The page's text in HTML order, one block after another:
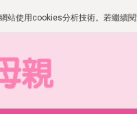
站使用cookies分析技術。若繼續